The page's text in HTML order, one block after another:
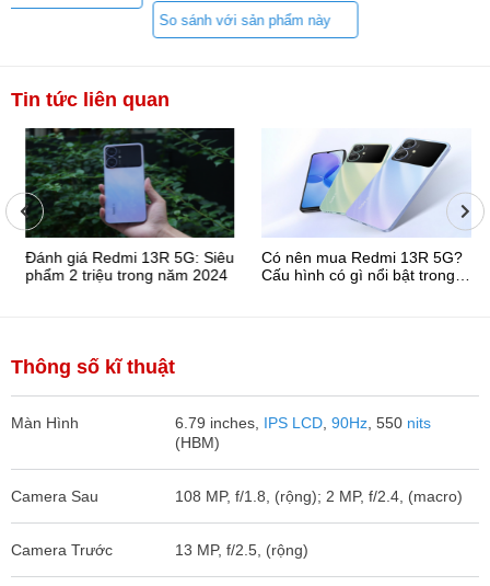
So sánh với sản phẩm này
Tin tức liên quan
Đánh giá Redmi 13R 5G: Siêu
phẩm 2 triệu trong năm 2024
Có nên mua Redmi 13R 5G?
Cấu hình có gì nổi bật trong
Thông số kĩ thuật
Màn Hình 6.79 inches, IPS LCD, 90Hz, 550 nits
(HBM)
Camera Sau 108 MP, f/1.8, (rộng); 2 MP, f/2.4, (macro)
Camera Trước 13 MP, f/2.5, (rộng)